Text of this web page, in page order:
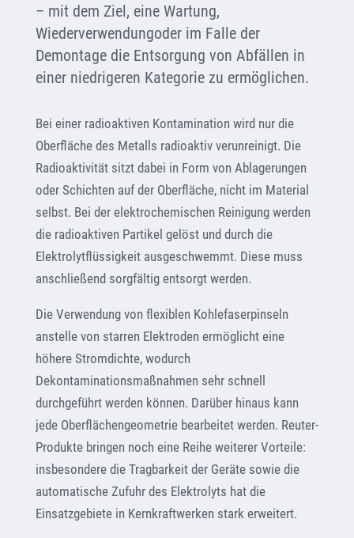
– mit dem Ziel, eine Wartung,
Wiederverwendungoder im Falle der
Demontage die Entsorgung von Abfällen in
einer niedrigeren Kategorie zu ermöglichen.
Bei einer radioaktiven Kontamination wird nur die
Oberfläche des Metalls radioaktiv verunreinigt. Die
Radioaktivität sitzt dabei in Form von Ablagerungen
oder Schichten auf der Oberfläche, nicht im Material
selbst. Bei der elektrochemischen Reinigung werden
die radioaktiven Partikel gelöst und durch die
Elektrolytflüssigkeit ausgeschwemmt. Diese muss
anschließend sorgfältig entsorgt werden.
Die Verwendung von flexiblen Kohlefaserpinseln
anstelle von starren Elektroden ermöglicht eine
höhere Stromdichte, wodurch
Dekontaminationsmaßnahmen sehr schnell
durchgeführt werden können. Darüber hinaus kann
jede Oberflächengeometrie bearbeitet werden. Reuter-
Produkte bringen noch eine Reihe weiterer Vorteile:
insbesondere die Tragbarkeit der Geräte sowie die
automatische Zufuhr des Elektrolyts hat die
Einsatzgebiete in Kernkraftwerken stark erweitert.